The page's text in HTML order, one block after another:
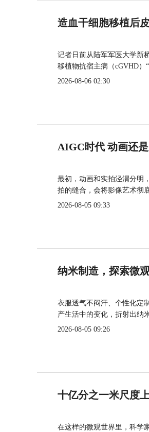
造血干细胞移植后
记者日前从陆军军医大学新
移植物抗宿主病（cGVHD）
2026-08-06 02:30
AIGC时代 动画还
最初，动画和实拍泾渭分明
拍的缝合，会将影像艺术彻
2026-08-05 09:33
纳米制造，探索微
衣服透气不闷汗、个性化定
产生活中的变化，折射出纳
2026-08-05 09:26
十亿分之一米尺度
在这样的微观世界里，科学